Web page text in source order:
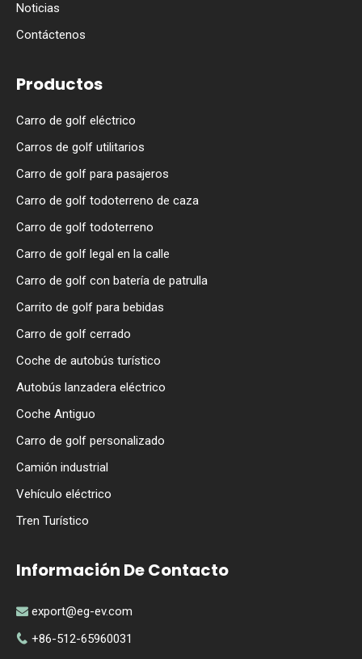
Noticias
Contáctenos
Productos
Carro de golf eléctrico
Carros de golf utilitarios
Carro de golf para pasajeros
Carro de golf todoterreno de caza
Carro de golf todoterreno
Carro de golf legal en la calle
Carro de golf con batería de patrulla
Carrito de golf para bebidas
Carro de golf cerrado
Coche de autobús turístico
Autobús lanzadera eléctrico
Coche Antiguo
Carro de golf personalizado
Camión industrial
Vehículo eléctrico
Tren Turístico
Información De Contacto
 export@eg-ev.com
 +86-512-65960031